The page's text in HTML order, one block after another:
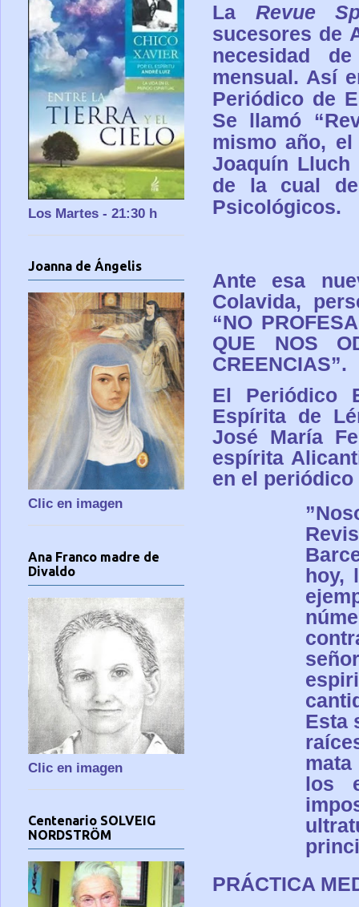
La Revue
sucesores de
necesidad
mensual. Así
Periódico de
Se llamó “
mismo año, el
Joaquín
de la cual
Psicológicos.
Ante esa
Colavida,
“NO
QUE NOS
CREENCIAS”.
El Periódico
Espírita de
José María
espírita
en el
”
hoy,
Esta
los
PRÁCTICA
Los Martes - 21:30 h
Joanna de Ángelis
Clic en imagen
Ana Franco madre de
Divaldo
Clic en imagen
Centenario SOLVEIG
NORDSTRÖM